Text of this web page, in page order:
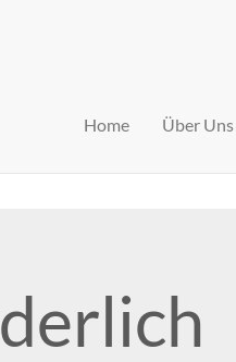
Home Über Uns